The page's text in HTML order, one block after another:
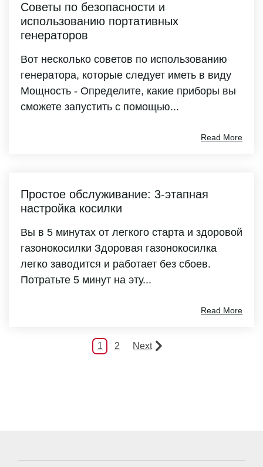
Советы по безопасности и
использованию портативных
генераторов
Вот несколько советов по использованию
генератора, которые следует иметь в виду
Мощность - Определите, какие приборы вы
сможете запустить с помощью...
Read More
Простое обслуживание: 3-этапная
настройка косилки
Вы в 5 минутах от легкого старта и здоровой
газонокосилки Здоровая газонокосилка
легко заводится и работает без сбоев.
Потратьте 5 минут на эту...
Read More
1 2 Next